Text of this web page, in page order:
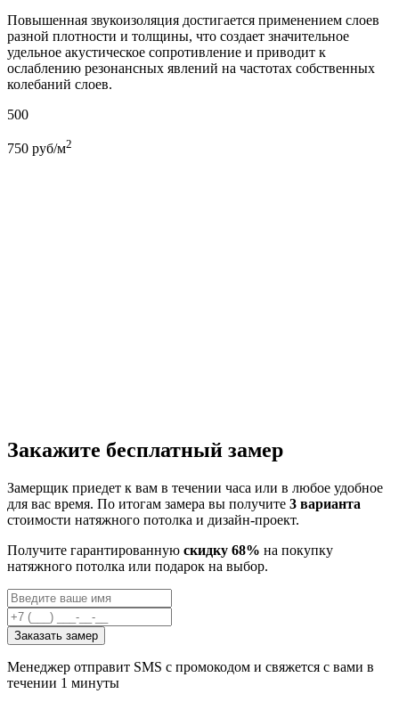
Повышенная звукоизоляция достигается применением слоев
разной плотности и толщины, что создает значительное
удельное акустическое сопротивление и приводит к
ослаблению резонансных явлений на частотах собственных
колебаний слоев.
500
750 руб/м2
Закажите бесплатный замер
Замерщик приедет к вам в течении часа или в любое удобное
для вас время. По итогам замера вы получите 3 варианта
стоимости натяжного потолка и дизайн-проект.
Получите гарантированную скидку 68% на покупку
натяжного потолка или подарок на выбор.
Заказать замер
Менеджер отправит SMS с промокодом и свяжется с вами в
течении 1 минуты